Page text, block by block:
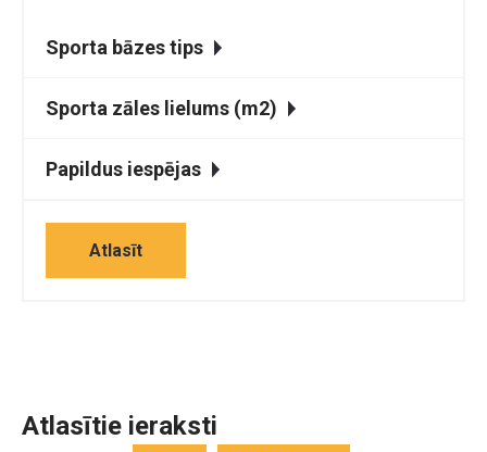
Sporta bāzes tips
Sporta zāles lielums (m2)
Papildus iespējas
Atlasīt
Atlasītie ieraksti